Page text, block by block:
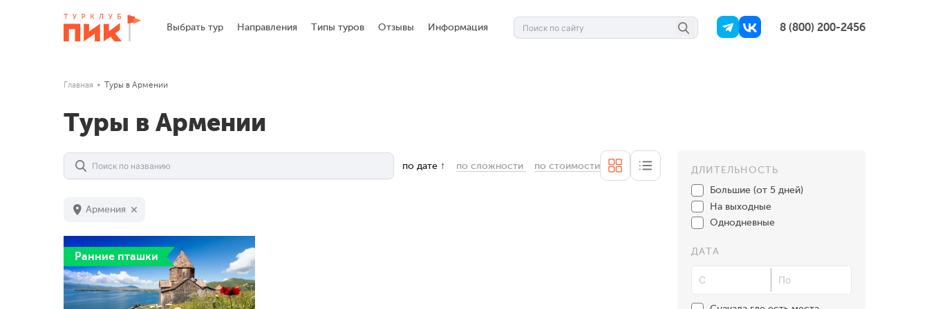
Выбрать тур Направления Типы туров Отзывы Информация 8 (800) 200-2456
Главная Туры в Армении
Туры в Армении
по дате ↑ по сложности по стоимости
Армения
Ранние пташки
ДЛИТЕЛЬНОСТЬ
Большие (от 5 дней)
На выходные
Однодневные
ДАТА